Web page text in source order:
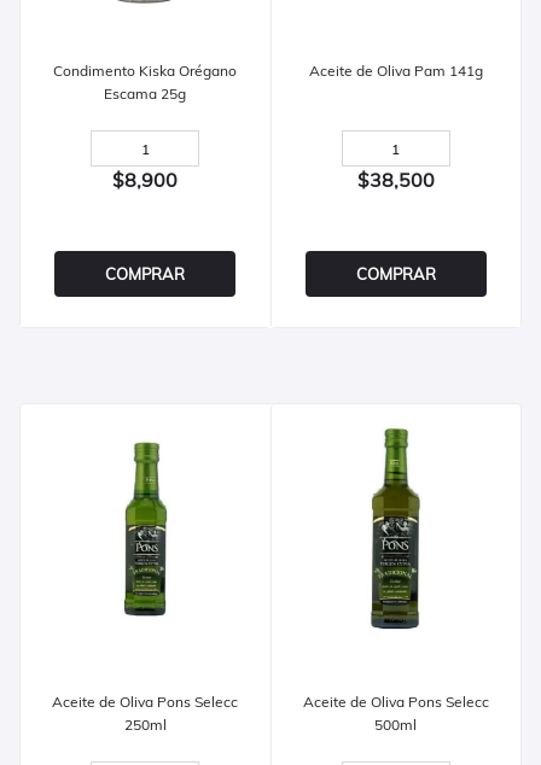
Condimento Kiska Orégano
Escama 25g
$8,900
COMPRAR
Aceite de Oliva Pam 141g
$38,500
COMPRAR
Aceite de Oliva Pons Selecc
250ml
Aceite de Oliva Pons Selecc
500ml